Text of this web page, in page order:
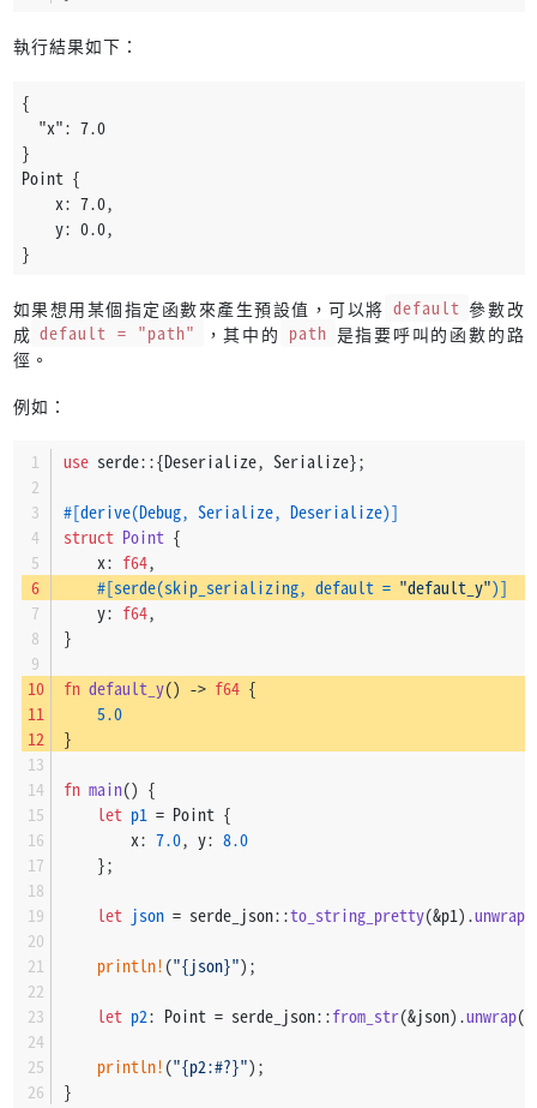
執行結果如下：
{
  "x": 7.0
}
Point {
    x: 7.0,
    y: 0.0,
}
如果想用某個指定函數來產生預設值，可以將 default 參數改
成 default = "path" ，其中的 path 是指要呼叫的函數的路
徑。
例如：
use serde::{Deserialize, Serialize};
#[derive(Debug, Serialize, Deserialize)]
struct Point {
    x:
f64,
#[serde(skip_serializing, default = "default_y")]
    y:
f64,
}
fn default_y() -> f64 {
5.0
}
fn main() {
let p1 = Point {
        x:
7.0, y: 8.0
    };
let json = serde_json::to_string_pretty(&p1).unwrap
println! ("{json}");
let p2: Point = serde_json::from_str(&json).unwrap
println! ("{p2:#?}");
}